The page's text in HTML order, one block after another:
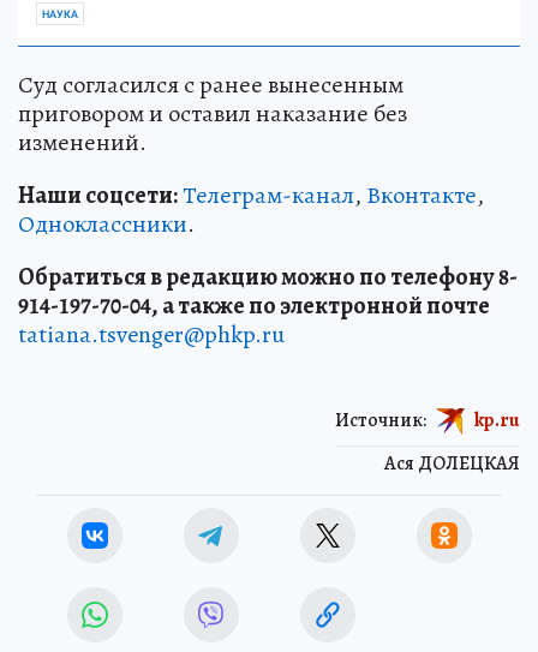
НАУКА
Суд согласился с ранее вынесенным
приговором и оставил наказание без
изменений.
Наши соцсети:Телеграм-канал, Вконтакте,
Одноклассники.
Обратиться в редакцию можно по телефону 8-
914-197-70-04, а также по электронной почте
tatiana.tsvenger@phkp.ru
Ася ДОЛЕЦКАЯ
Источник: kp.ru